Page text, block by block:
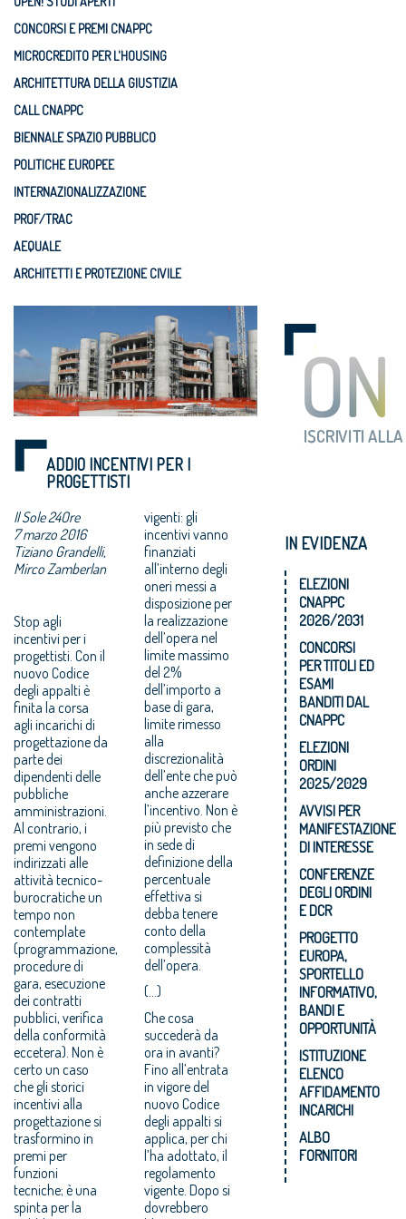
CONCORSI E PREMI CNAPPC
MICROCREDITO PER L'HOUSING
ARCHITETTURA DELLA GIUSTIZIA
CALL CNAPPC
BIENNALE SPAZIO PUBBLICO
POLITICHE EUROPEE
INTERNAZIONALIZZAZIONE
PROF/TRAC
AEQUALE
ARCHITETTI E PROTEZIONE CIVILE
ADDIO INCENTIVI PER I
PROGETTISTI
Il Sole 24Ore
7 marzo 2016
Tiziano Grandelli,
Mirco Zamberlan
Stop agli
incentivi per i
progettisti. Con il
nuovo Codice
degli appalti è
finita la corsa
agli incarichi di
progettazione da
parte dei
dipendenti delle
pubbliche
amministrazioni.
Al contrario, i
premi vengono
indirizzati alle
attività tecnico-
burocratiche un
tempo non
contemplate
(programmazione,
procedure di
gara, esecuzione
dei contratti
pubblici, verifica
della conformità
eccetera). Non è
certo un caso
che gli storici
incentivi alla
progettazione si
trasformino in
premi per
funzioni
tecniche; è una
spinta per la
vigenti: gli
incentivi vanno
finanziati
all’interno degli
oneri messi a
disposizione per
la realizzazione
dell’opera nel
limite massimo
del 2%
dell’importo a
base di gara,
limite rimesso
alla
discrezionalità
dell’ente che può
anche azzerare
l’incentivo. Non è
più previsto che
in sede di
definizione della
percentuale
effettiva si
debba tenere
conto della
complessità
dell’opera.
(...)
Che cosa
succederà da
ora in avanti?
Fino all’entrata
in vigore del
nuovo Codice
degli appalti si
applica, per chi
l’ha adottato, il
regolamento
vigente. Dopo si
dovrebbero
IN EVIDENZA
ELEZIONI
CNAPPC
2026/2031
CONCORSI
PER TITOLI ED
ESAMI
BANDITI DAL
CNAPPC
ELEZIONI
ORDINI
2025/2029
AVVISI PER
MANIFESTAZIONE
DI INTERESSE
CONFERENZE
DEGLI ORDINI
E DCR
PROGETTO
EUROPA,
SPORTELLO
INFORMATIVO,
BANDI E
OPPORTUNITÀ
ISTITUZIONE
ELENCO
AFFIDAMENTO
INCARICHI
ALBO
FORNITORI